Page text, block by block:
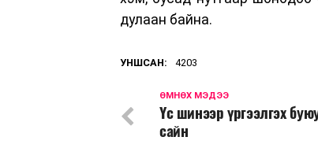
дулаан байна.
УНШСАН: 4203
ӨМНӨХ МЭДЭЭ
Үс шинээр үргээлгэх
сайн